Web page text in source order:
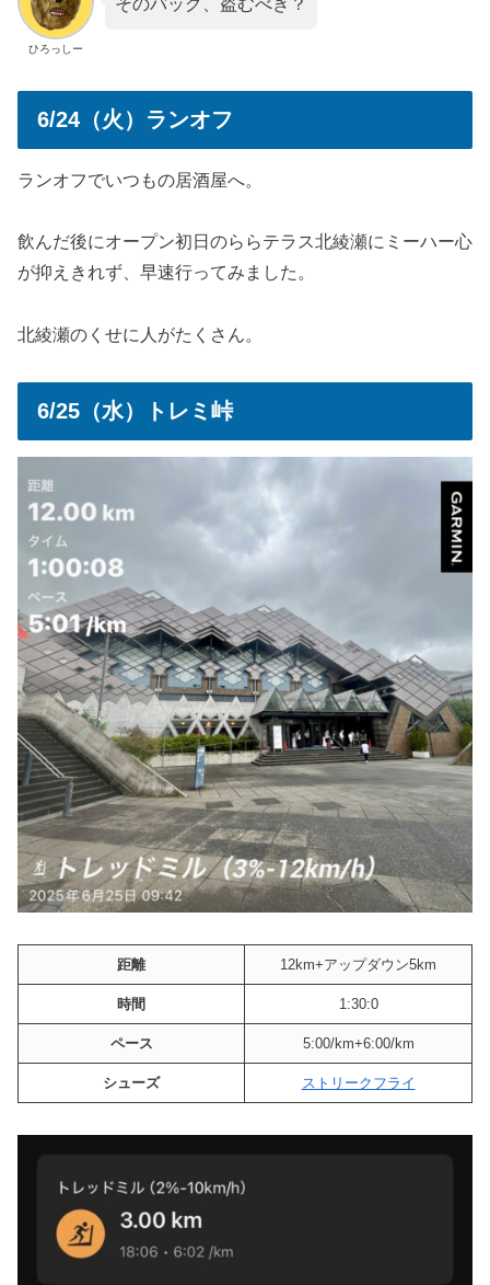
ひろっしー
6/24（火）ランオフ
ランオフでいつもの居酒屋へ。
飲んだ後にオープン初日のららテラス北綾瀬にミーハー心
が抑えきれず、早速行ってみました。
北綾瀬のくせに人がたくさん。
6/25（水）トレミ峠
距離 12km+アップダウン5km
時間 1:30:0
ペース 5:00/km+6:00/km
シューズ ストリークフライ